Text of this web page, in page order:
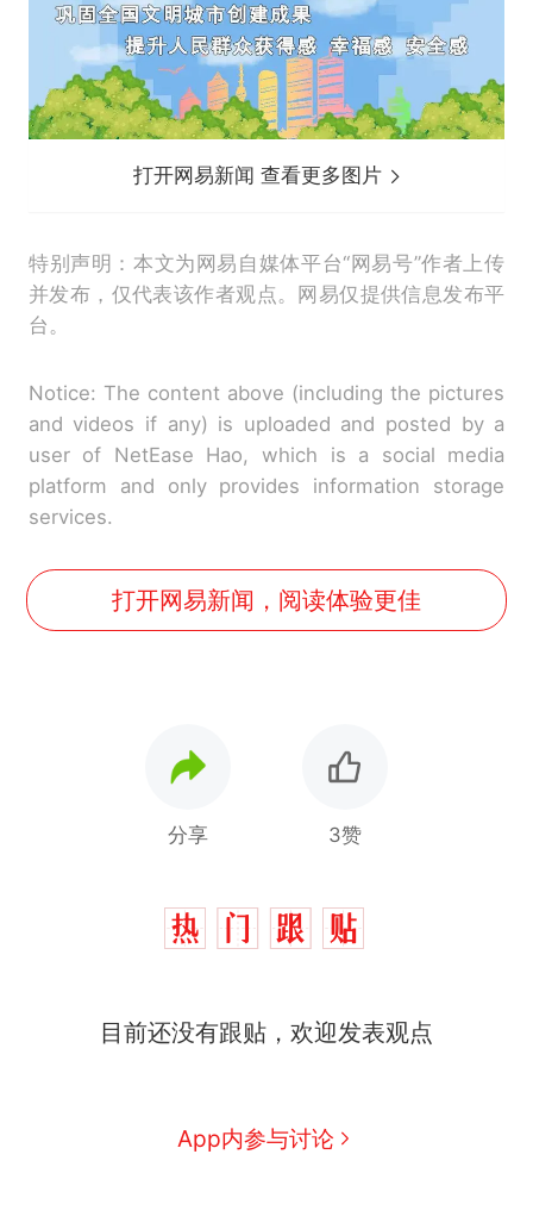
打开网易新闻 查看更多图片
特别声明：本文为网易自媒体平台“网易号”作者上传
并发布，仅代表该作者观点。网易仅提供信息发布平
台。
Notice: The content above (including the pictures
and videos if any) is uploaded and posted by a
user of NetEase Hao, which is a social media
platform and only provides information storage
services.
打开网易新闻，阅读体验更佳
分享 3赞
目前还没有跟贴，欢迎发表观点
App内参与讨论